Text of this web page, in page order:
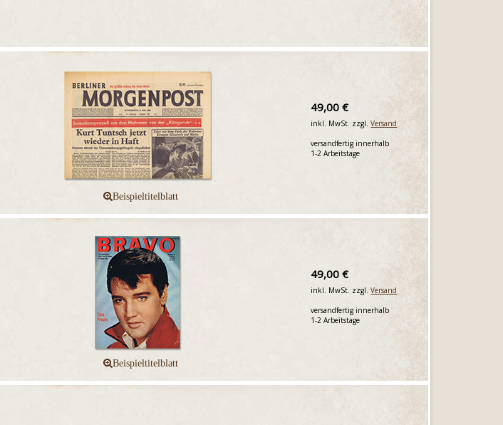
49,00 €
inkl. MwSt. zzgl.Versand
versandfertig innerhalb
1-2 Arbeitstage
49,00 €
inkl. MwSt. zzgl.Versand
versandfertig innerhalb
1-2 Arbeitstage